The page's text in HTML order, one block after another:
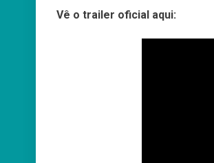
Vê o trailer oficial aqui: